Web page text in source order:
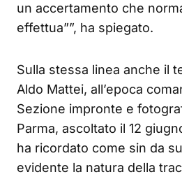
un accertamento che
effettua””, ha spiegato.
Sulla stessa linea anche il
Aldo Mattei, all’epoca
Sezione impronte e
Parma, ascoltato il 12
ha ricordato come sin da
evidente la natura della